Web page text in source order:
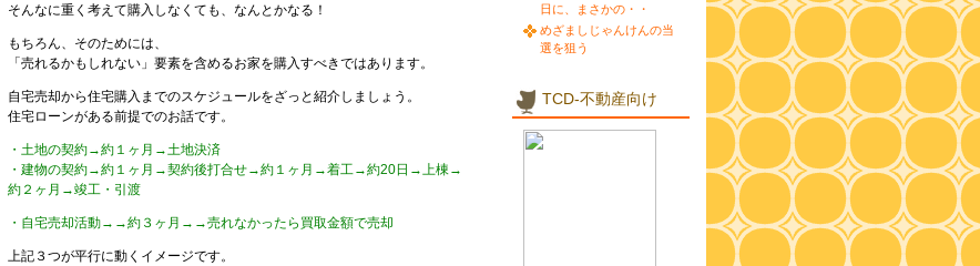
そんなに重く考えて購入しなくても、なんとかなる！
もちろん、そのためには、
「売れるかもしれない」要素を含めるお家を購入すべきではあります。
自宅売却から住宅購入までのスケジュールをざっと紹介しましょう。
住宅ローンがある前提でのお話です。
・土地の契約→約１ヶ月→土地決済
・建物の契約→約１ヶ月→契約後打合せ→約１ヶ月→着工→約20日→上棟→
約２ヶ月→竣工・引渡
・自宅売却活動→→約３ヶ月→→売れなかったら買取金額で売却
上記３つが平行に動くイメージです。
日に、まさかの・・
めざましじゃんけんの当
選を狙う
TCD-不動産向け